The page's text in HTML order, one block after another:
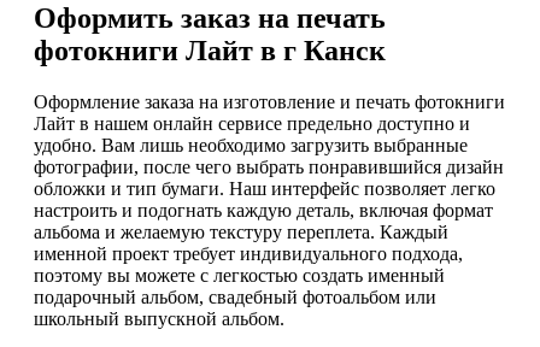
Оформить заказ на печать
фотокниги Лайт в г Канск
Оформление заказа на изготовление и печать фотокниги
Лайт в нашем онлайн сервисе предельно доступно и
удобно. Вам лишь необходимо загрузить выбранные
фотографии, после чего выбрать понравившийся дизайн
обложки и тип бумаги. Наш интерфейс позволяет легко
настроить и подогнать каждую деталь, включая формат
альбома и желаемую текстуру переплета. Каждый
именной проект требует индивидуального подхода,
поэтому вы можете с легкостью создать именный
подарочный альбом, свадебный фотоальбом или
школьный выпускной альбом.